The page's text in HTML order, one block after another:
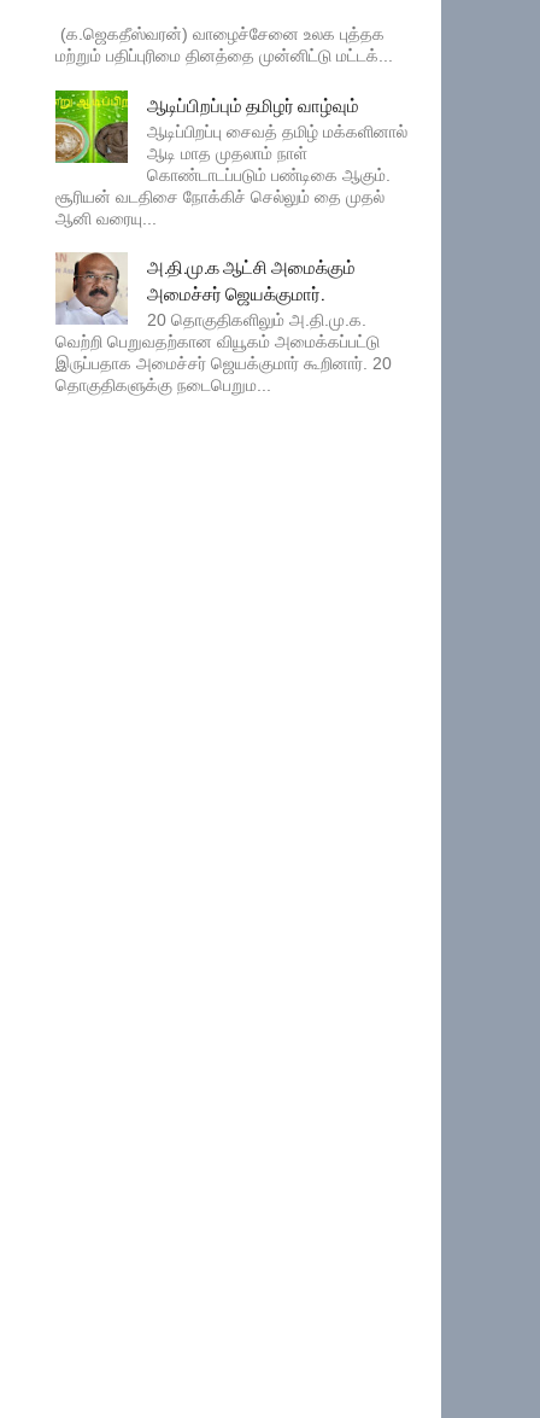
(க.ஜெகதீஸ்வரன்) வாழைச்சேனை உலக புத்தக
மற்றும் பதிப்புரிமை தினத்தை முன்னிட்டு மட்டக்...
ஆடிப்பிறப்பும் தமிழர் வாழ்வும்
ஆடிப்பிறப்பு சைவத் தமிழ் மக்களினால்
ஆடி மாத முதலாம் நாள்
கொண்டாடப்படும் பண்டிகை ஆகும்.
சூரியன் வடதிசை நோக்கிச் செல்லும் தை முதல்
ஆனி வரையு...
அ.தி.மு.க ஆட்சி அமைக்கும்
அமைச்சர் ஜெயக்குமார்.
20 தொகுதிகளிலும் அ.தி.மு.க.
வெற்றி பெறுவதற்கான வியூகம் அமைக்கப்பட்டு
இருப்பதாக அமைச்சர் ஜெயக்குமார் கூறினார். 20
தொகுதிகளுக்கு நடைபெறும...